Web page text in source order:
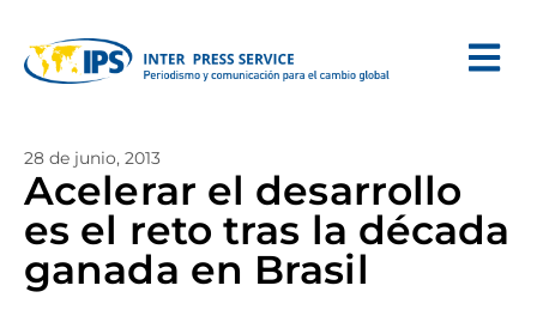
28 de junio, 2013
Acelerar el desarrollo
es el reto tras la década
ganada en Brasil